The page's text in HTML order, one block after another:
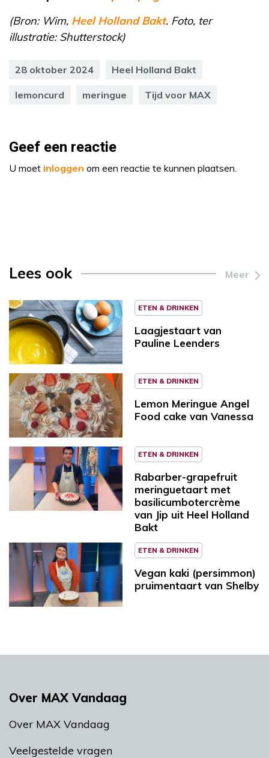
(Bron: Wim, Heel Holland Bakt. Foto, ter
illustratie: Shutterstock)
28 oktober 2024 Heel Holland Bakt
lemoncurd meringue Tijd voor MAX
Geef een reactie
U moet inloggen om een reactie te kunnen plaatsen.
Lees ook Meer
ETEN & DRINKEN
Laagjestaart van
Pauline Leenders
ETEN & DRINKEN
Lemon Meringue Angel
Food cake van Vanessa
ETEN & DRINKEN
Rabarber-grapefruit
meringuetaart met
basilicumbotercrème
van Jip uit Heel Holland
Bakt
ETEN & DRINKEN
Vegan kaki (persimmon)
pruimentaart van Shelby
Over MAX Vandaag
Over MAX Vandaag
Veelgestelde vragen